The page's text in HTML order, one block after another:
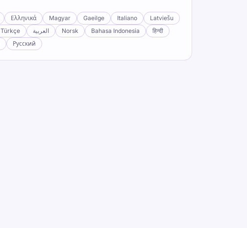
Ελληνικά Magyar Gaeilge Italiano
Latviešu
Türkçe العربية Norsk Bahasa Indonesia
हिन्दी
Русский